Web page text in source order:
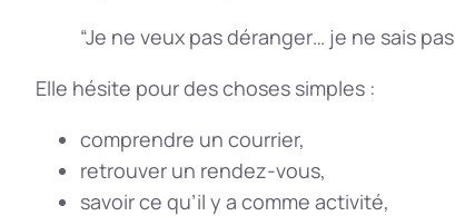
“Je ne veux pas déranger… je ne sais
Elle hésite pour des choses simples :
comprendre un courrier,
retrouver un rendez-vous,
savoir ce qu’il y a comme activité,